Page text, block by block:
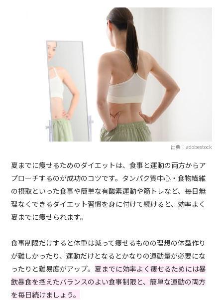
出典：adobestock
夏までに痩せるためのダイエットは、食事と運動の両方からア
プローチするのが成功のコツです。タンパク質中心・食物繊維
の摂取といった食事や簡単な有酸素運動や筋トレなど、毎日無
理なくできるダイエット習慣を身に付けて続けると、効率よく
夏までに痩せられます。
食事制限だけすると体重は減って痩せるものの理想の体型作り
が難しかったり、運動だけとなるとかなりの運動量が必要にな
ったりと難易度がアップ。 夏までに効率よく痩せるためには暴
飲暴食を控えたバランスのよい食事制限と、簡単な運動の両方
を毎日続けましょう。